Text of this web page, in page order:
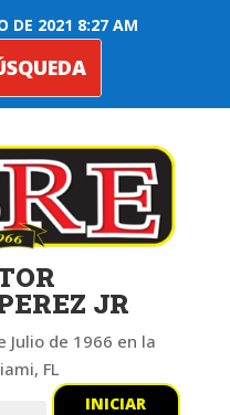
DE 2021 8:27 AM
JR
Julio de 1966 en la
FL
INICIAR